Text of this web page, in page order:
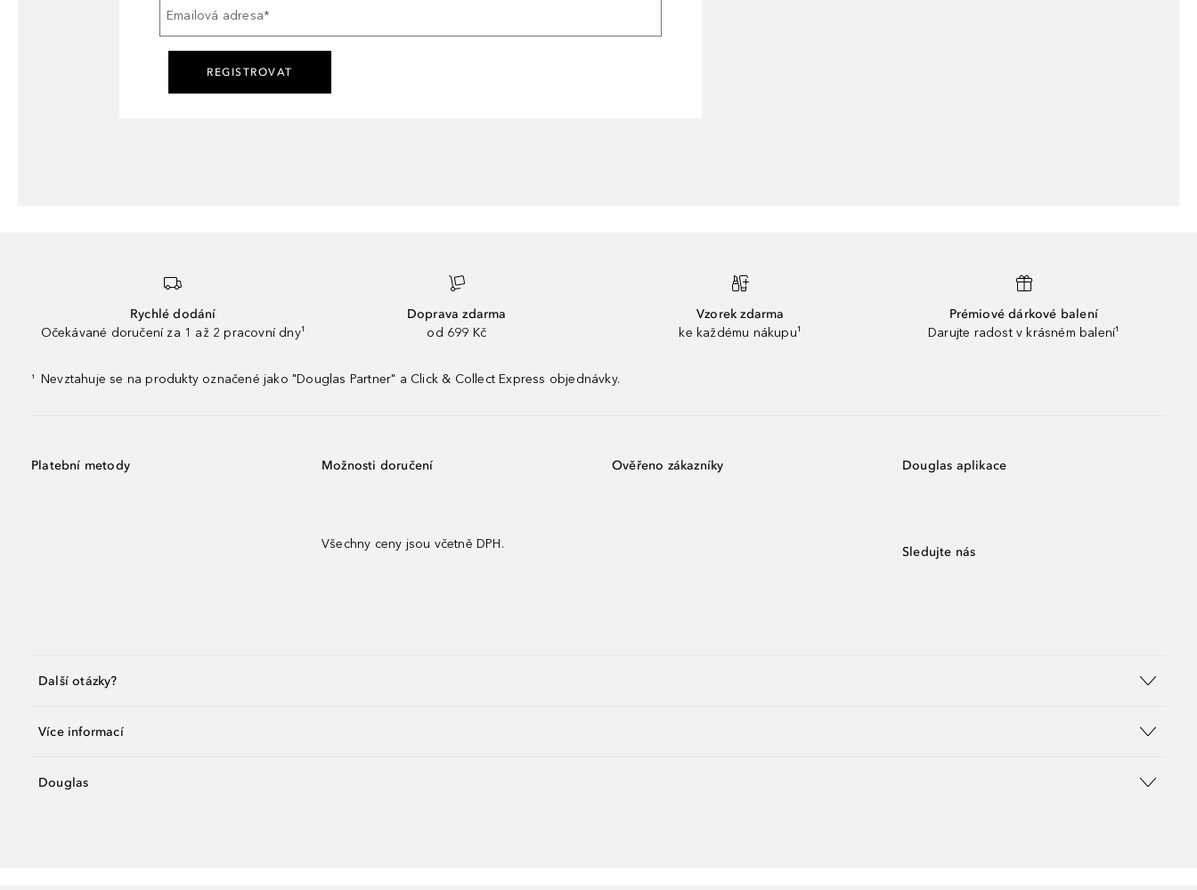
Emailová adresa*
REGISTROVAT
Rychlé dodání
Očekávané doručení za 1 až 2 pracovní dny¹
Doprava zdarma
od 699 Kč
Vzorek zdarma
ke každému nákupu¹
Prémiové dárkové balení
Darujte radost v krásném balení¹
¹ Nevztahuje se na produkty označené jako "Douglas Partner" a Click & Collect Express objednávky.
Platební metody Možnosti doručení
Všechny ceny jsou včetně DPH.
Ověřeno zákazníky Douglas aplikace
Sledujte nás
Další otázky?
Více informací
Douglas